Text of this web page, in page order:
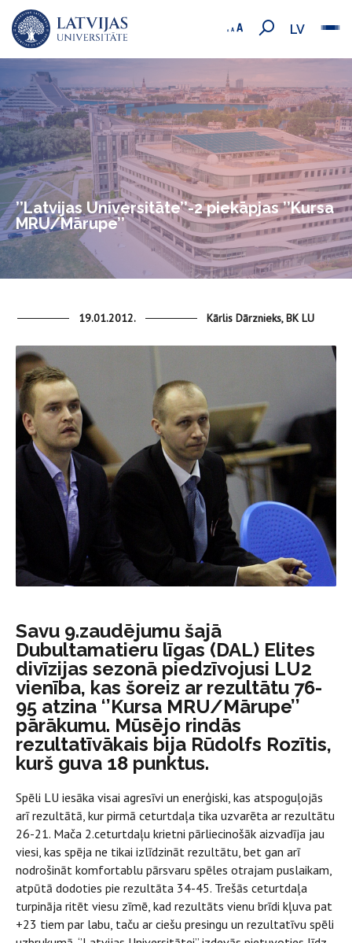
LV
’’Latvijas Universitāte’’-2 piekāpjas ’’Kursa
MRU/Mārupe’’
19.01.2012. Kārlis Dārznieks, BK LU
Savu 9.zaudējumu šajā
Dubultamatieru līgas (DAL) Elites
divīzijas sezonā piedzīvojusi LU2
vienība, kas šoreiz ar rezultātu 76-
95 atzina ‘’Kursa MRU/Mārupe’’
pārākumu. Mūsējo rindās
rezultatīvākais bija Rūdolfs Rozītis,
kurš guva 18 punktus.
Spēli LU iesāka visai agresīvi un enerģiski, kas atspoguļojās
arī rezultātā, kur pirmā ceturtdaļa tika uzvarēta ar rezultātu
26-21. Mača 2.ceturtdaļu krietni pārliecinošāk aizvadīja jau
viesi, kas spēja ne tikai izlīdzināt rezultātu, bet gan arī
nodrošināt komfortablu pārsvaru spēles otrajam puslaikam,
atpūtā dodoties pie rezultāta 34-45. Trešās ceturtdaļa
turpināja ritēt viesu zīmē, kad rezultāts vienu brīdi kļuva pat
+23 tiem par labu, taču ar ciešu presingu un rezultatīvu spēli